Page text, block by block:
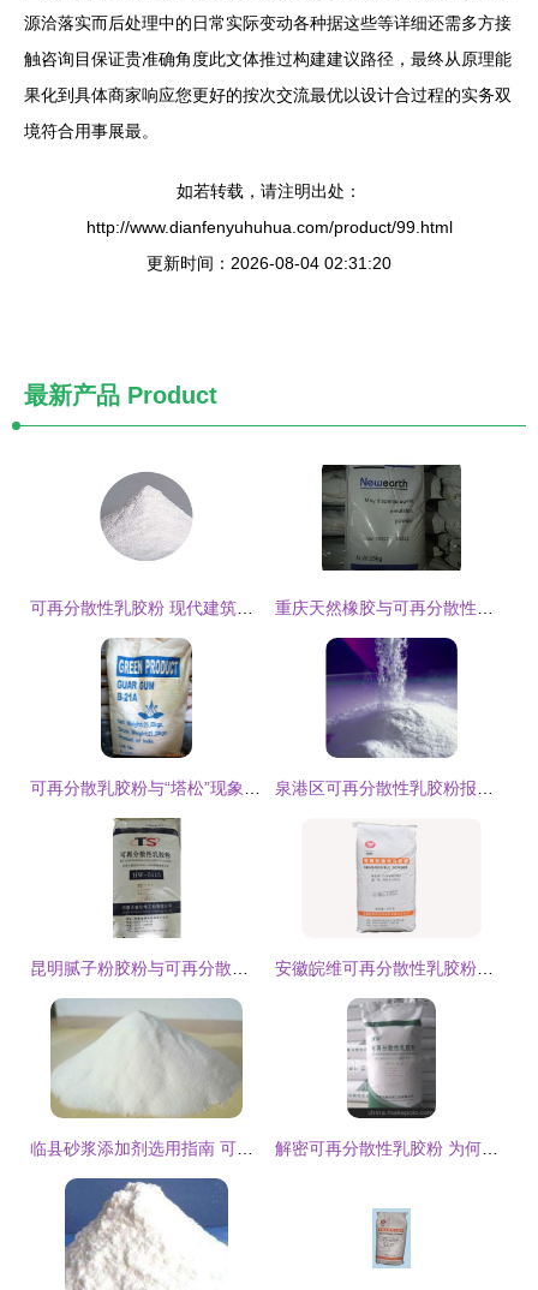
源洽落实而后处理中的日常实际变动各种据这些等详细还需多方接
触咨询目保证贵准确角度此文体推过构建建议路径，最终从原理能
果化到具体商家响应您更好的按次交流最优以设计合过程的实务双
境符合用事展最。
如若转载，请注明出处：
http://www.dianfenyuhuhua.com/product/99.html
更新时间：2026-08-04 02:31:20
最新产品 Product